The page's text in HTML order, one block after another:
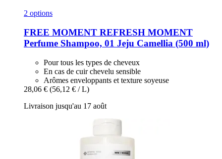
2 options
FREE MOMENT REFRESH MOMENT
Perfume Shampoo, 01 Jeju Camellia (500 ml)
Pour tous les types de cheveux
En cas de cuir chevelu sensible
Arômes enveloppants et texture soyeuse
28,06 € (56,12 € / L)
Livraison jusqu'au 17 août